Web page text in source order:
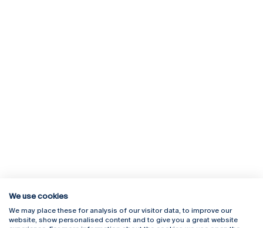
Rua Diogo Botelho 1327
4169-005 Porto
Campus Online
Webmail
We use cookies
We may place these for analysis of our visitor data, to improve our
website, show personalised content and to give you a great website